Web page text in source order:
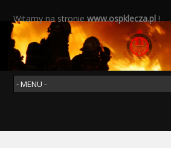
Witamy na stroniewww.ospklecza.pl!